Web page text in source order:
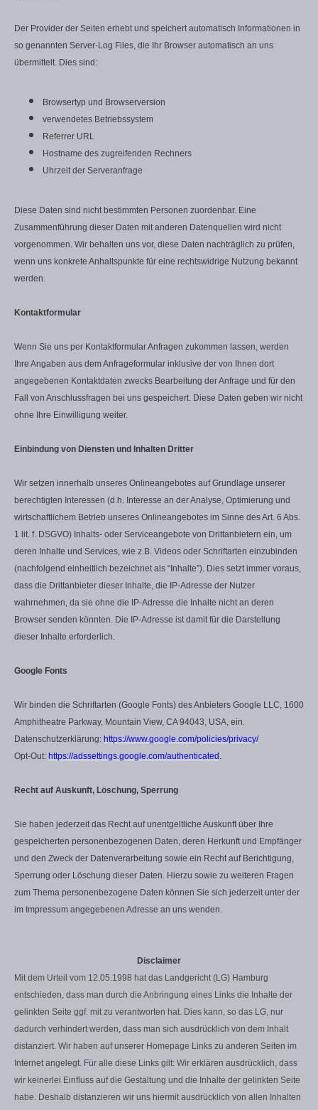
Der Provider der Seiten erhebt und speichert automatisch Informationen in
so genannten Server-Log Files, die Ihr Browser automatisch an uns
übermittelt. Dies sind:
Browsertyp und Browserversion
verwendetes Betriebssystem
Referrer URL
Hostname des zugreifenden Rechners
Uhrzeit der Serveranfrage
Diese Daten sind nicht bestimmten Personen zuordenbar. Eine
Zusammenführung dieser Daten mit anderen Datenquellen wird nicht
vorgenommen. Wir behalten uns vor, diese Daten nachträglich zu prüfen,
wenn uns konkrete Anhaltspunkte für eine rechtswidrige Nutzung bekannt
werden.
Kontaktformular
Wenn Sie uns per Kontaktformular Anfragen zukommen lassen, werden
Ihre Angaben aus dem Anfrageformular inklusive der von Ihnen dort
angegebenen Kontaktdaten zwecks Bearbeitung der Anfrage und für den
Fall von Anschlussfragen bei uns gespeichert. Diese Daten geben wir nicht
ohne Ihre Einwilligung weiter.
Einbindung von Diensten und Inhalten Dritter
Wir setzen innerhalb unseres Onlineangebotes auf Grundlage unserer
berechtigten Interessen (d.h. Interesse an der Analyse, Optimierung und
wirtschaftlichem Betrieb unseres Onlineangebotes im Sinne des Art. 6 Abs.
1 lit. f. DSGVO) Inhalts- oder Serviceangebote von Drittanbietern ein, um
deren Inhalte und Services, wie z.B. Videos oder Schriftarten einzubinden
(nachfolgend einheitlich bezeichnet als “Inhalte”). Dies setzt immer voraus,
dass die Drittanbieter dieser Inhalte, die IP-Adresse der Nutzer
wahrnehmen, da sie ohne die IP-Adresse die Inhalte nicht an deren
Browser senden könnten. Die IP-Adresse ist damit für die Darstellung
dieser Inhalte erforderlich.
Google Fonts
Wir binden die Schriftarten (Google Fonts) des Anbieters Google LLC, 1600
Amphitheatre Parkway, Mountain View, CA 94043, USA, ein.
Datenschutzerklärung: https://www.google.com/policies/privacy/
Opt-Out: https://adssettings.google.com/authenticated .
Recht auf Auskunft, Löschung, Sperrung
Sie haben jederzeit das Recht auf unentgeltliche Auskunft über Ihre
gespeicherten personenbezogenen Daten, deren Herkunft und Empfänger
und den Zweck der Datenverarbeitung sowie ein Recht auf Berichtigung,
Sperrung oder Löschung dieser Daten. Hierzu sowie zu weiteren Fragen
zum Thema personenbezogene Daten können Sie sich jederzeit unter der
im Impressum angegebenen Adresse an uns wenden.
Disclaimer
Mit dem Urteil vom 12.05.1998 hat das Landgericht (LG) Hamburg
entschieden, dass man durch die Anbringung eines Links die Inhalte der
gelinkten Seite ggf. mit zu verantworten hat. Dies kann, so das LG, nur
dadurch verhindert werden, dass man sich ausdrücklich von dem Inhalt
distanziert. Wir haben auf unserer Homepage Links zu anderen Seiten im
Internet angelegt. Für alle diese Links gilt: Wir erklären ausdrücklich, dass
wir keinerlei Einfluss auf die Gestaltung und die Inhalte der gelinkten Seite
habe. Deshalb distanzieren wir uns hiermit ausdrücklich von allen Inhalten